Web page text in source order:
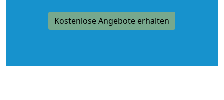
Kostenlose Angebote erhalten